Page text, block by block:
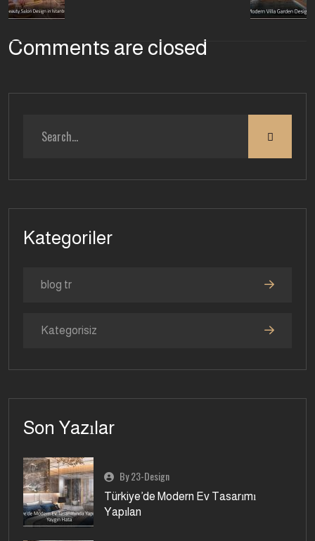
Comments are closed
Kategoriler
blog tr
Kategorisiz
Son Yazılar
By 23-Design
Türkiye’de Modern Ev Tasarımı
Yapılan